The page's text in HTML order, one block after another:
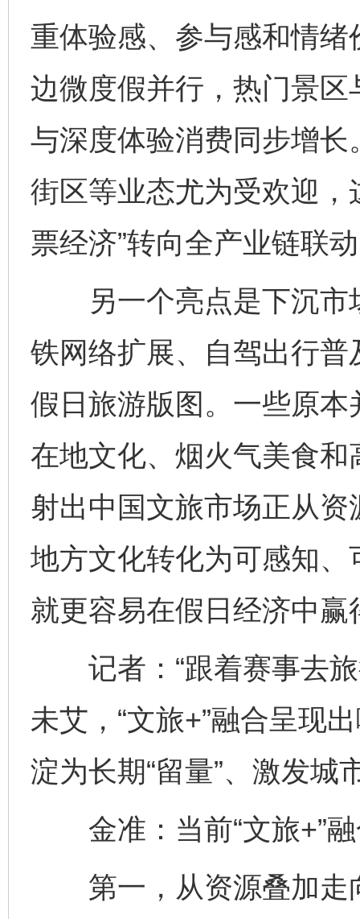
重体验感、参与感和情
边微度假并行，热门景
与深度体验消费同步增
街区等业态尤为受欢迎，
票经济”转向全产业链联
另一个亮点是下沉市
铁网络扩展、自驾出行
假日旅游版图。一些原
在地文化、烟火气美食和
射出中国文旅市场正从
地方文化转化为可感知
就更容易在假日经济中赢
记者：“跟着赛事去旅
未艾，“文旅+”融合呈现
淀为长期“留量”、激发城
金准：当前“文旅+”融
第一，从资源叠加走